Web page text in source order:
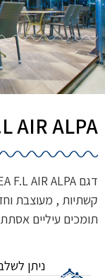
AIR ALPA
קשתיות , מעוצבת
תומכים עיליים
ניתן